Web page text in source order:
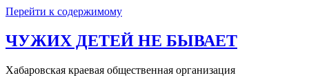
Перейти к содержимому
ЧУЖИХ ДЕТЕЙ НЕ БЫВАЕТ
Хабаровская краевая общественная организация